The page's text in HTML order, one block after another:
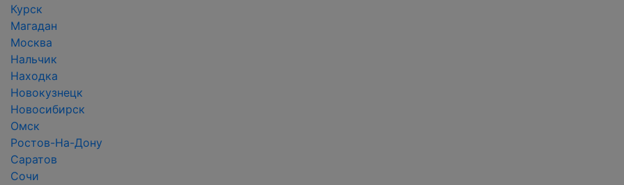
Курск
Магадан
Москва
Нальчик
Находка
Новокузнецк
Новосибирск
Омск
Ростов-На-Дону
Саратов
Сочи